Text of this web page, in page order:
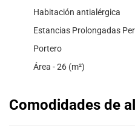
Habitación antialérgica
Estancias Prolongadas
Portero
Área - 26 (m²)
Comodidades de